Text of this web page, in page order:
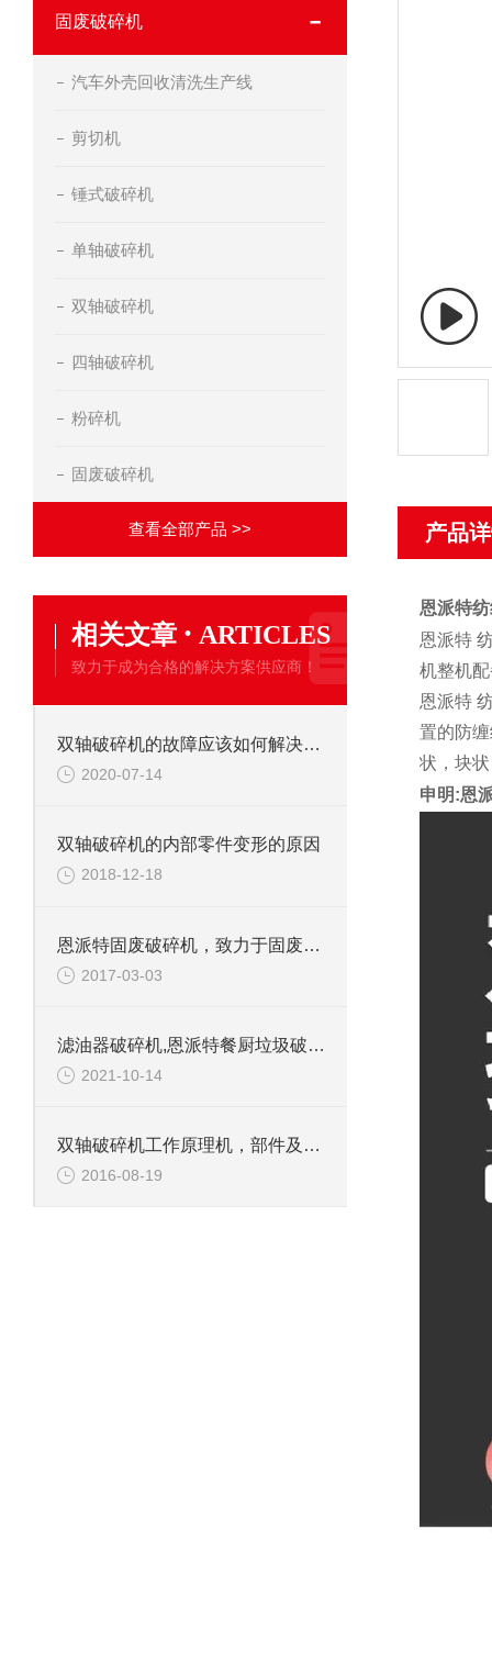
固废破碎机
汽车外壳回收清洗生产线
剪切机
锤式破碎机
单轴破碎机
双轴破碎机
四轴破碎机
粉碎机
固废破碎机
查看全部产品 >>
相关文章 · ARTICLES
致力于成为合格的解决方案供应商！
双轴破碎机的故障应该如何解决呢？
2020-07-14
双轴破碎机的内部零件变形的原因
2018-12-18
恩派特固废破碎机，致力于固废处理
2017-03-03
滤油器破碎机,恩派特餐厨垃圾破碎机介绍
2021-10-14
双轴破碎机工作原理机，部件及应用范围
2016-08-19
产品
恩派特
恩派特
机整机
恩派特
置的防
状，块
申明:恩